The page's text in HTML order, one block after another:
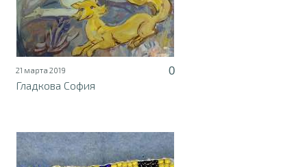
21 марта 2019
0
Гладкова София